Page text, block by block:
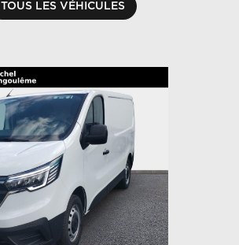
TOUS LES VÉHICULES